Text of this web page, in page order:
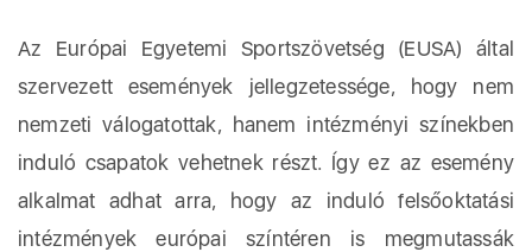
Az Európai Egyetemi Sportszövetség (EUSA) által
szervezett események jellegzetessége, hogy nem
nemzeti válogatottak, hanem intézményi színekben
induló csapatok vehetnek részt. Így ez az esemény
alkalmat adhat arra, hogy az induló felsőoktatási
intézmények európai színtéren is megmutassák